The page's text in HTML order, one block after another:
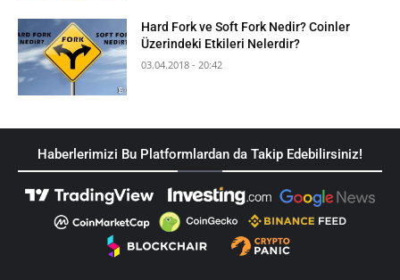
Hard Fork ve Soft Fork Nedir? Coinler
Üzerindeki Etkileri Nelerdir?
03.04.2018 - 20:42
Haberlerimizi Bu Platformlardan da Takip Edebilirsiniz!